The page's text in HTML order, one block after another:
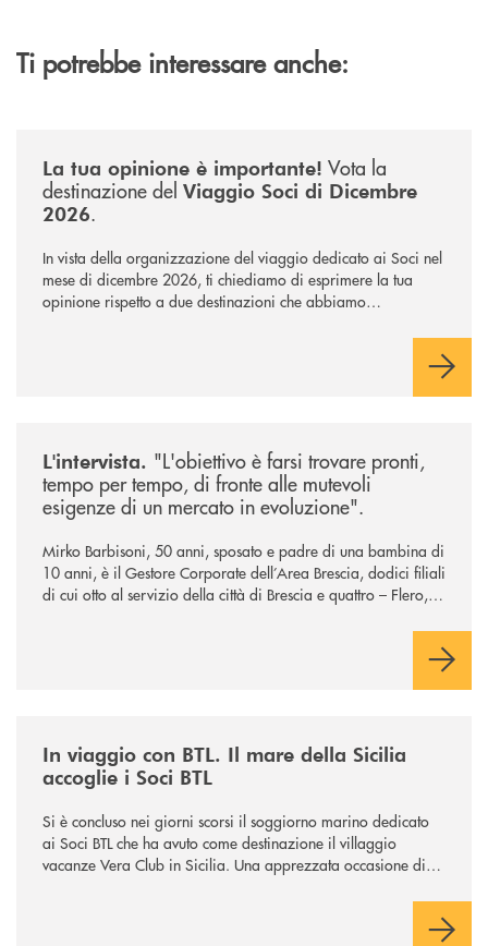
Ti potrebbe interessare anche:
La tua opinione è importante! Vota la
destinazione del Viaggio Soci di Dicembre
2026.
In vista della organizzazione del viaggio dedicato ai Soci nel
mese di dicembre 2026, ti chiediamo di esprimere la tua
opinione rispetto a due destinazioni che abbiamo
L'intervista. "L'obiettivo è farsi trovare pronti,
tempo per tempo, di fronte alle mutevoli
esigenze di un mercato in evoluzione".
Mirko Barbisoni, 50 anni, sposato e padre di una bambina di
10 anni, è il Gestore Corporate dell’Area Brescia, dodici filiali
di cui otto al servizio della città di Brescia e quattro – Flero,
In viaggio con BTL. Il mare della Sicilia
accoglie i Soci BTL
Si è concluso nei giorni scorsi il soggiorno marino dedicato
ai Soci BTL che ha avuto come destinazione il villaggio
vacanze Vera Club in Sicilia. Una apprezzata occasione di